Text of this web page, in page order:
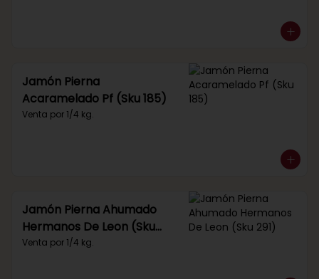
Jamón Pierna
Acaramelado Pf (Sku 185)
Venta por 1/4 kg.
Jamón Pierna Ahumado
Hermanos De Leon (Sku
291)
Venta por 1/4 kg.